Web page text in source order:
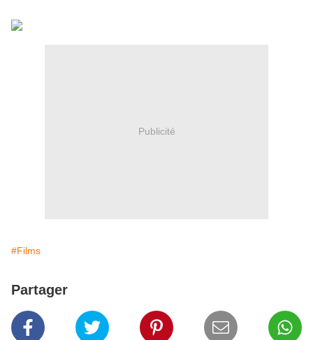
Publicité
#Films
Partager